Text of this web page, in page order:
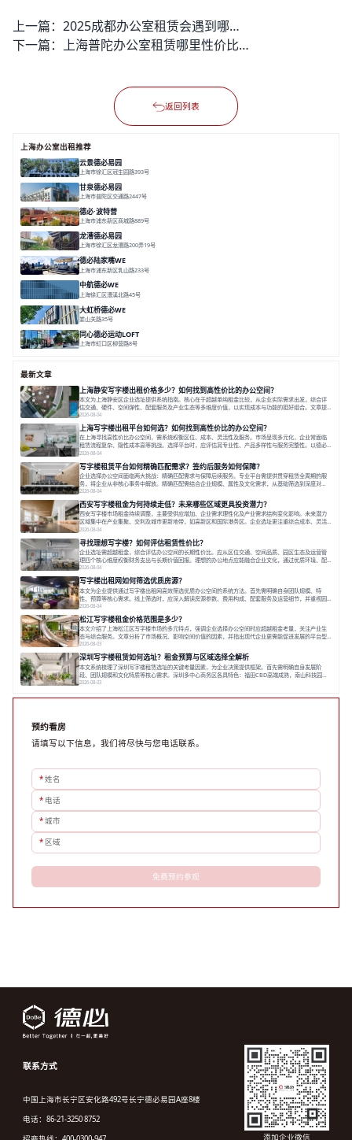
上一篇：
2025成都办公室租赁会遇到哪些潜在问题？企业选址前一定要搞清楚
下一篇：
上海普陀办公室租赁哪里性价比高？符合企业发展需求的有哪些？
返回列表
上海办公室出租推荐
云景德必易园
上海市徐汇区冠生园路393号
甘泉德必易园
上海市普陀区交通路2447号
德必·波特营
上海市浦东新区商城路889号
龙漕德必易园
上海市徐汇区龙漕路200弄19号
德必陆家嘴WE
上海市浦东新区乳山路233号
中航德必WE
上海徐汇区漕溪北路45号
大虹桥德必WE
娄山关路35号
同心德必运动LOFT
上海市虹口区柳营路8号
最新文章
上海静安写字楼出租价格多少？如何找到高性价比的办公空间？
本文为上海静安区企业选址提供系统指南。核心在于超越单纯租金比较，从企业实际需求出发，综合评
估交通、硬件、空间弹性、配套服务及产业生态等多维度价值，以实现成本与功能的挺好组合。文章提
出打破固定工位思维，采用精装灵活空间与共享配套以提升性价比，并通过不同规模企业的实际案例加
以说明。之后指出，专业运营服务商提供的稳定环境、社群活动与产业集聚等增值服务，是很大化空间
价值、助力企业成长的关键。对于许多在
2026-08-04
上海写字楼出租平台如何选？如何找到高性价比的办公空间？
在上海寻找高性价比办公空间，需系统权衡区位、成本、灵活性及服务。市场呈现多元化，企业常面临
租赁流程复杂、隐性成本高等挑战。选择平台时，应评估其专业性、产品多样性与服务完整性。以德必
为例，其提供从空间到生态的解决方案，通过特色园区、灵活产品和丰富配套，满足不同企业需求。企
业应明确自身需求，实地考察，选择能支持长期发展、提升竞争力的办公空间。在上海寻找合适的办公
空间，对于企业行政负责人、中小企业主
2026-08-04
写字楼租赁平台如何精确匹配需求？签约后服务如何保障？
企业选择办公空间面临两大挑战：精确匹配需求与保障后续服务。专业平台需提供贯穿租赁全周期的服
务，将企业从非核心事务中解放。精确匹配需结合企业规模、属性及文化需求，从基础筛选到深度对
接；签约后则需构建覆盖硬件运维、共享配套及专业物业的全周期保障体系。德必集团通过标准化服务
与个性化运营结合，以全国布局和产业生态圈为企业提供稳定支持，体现了从信息撮合到深度服务的能
力转变。在为企业寻找办公空间的过程中，
2026-08-04
西安写字楼租金为何持续走低？未来哪些区域更具投资潜力？
西安写字楼市场租金持续调整，主要受供应增加、企业需求理性化及产业需求结构变化影响。未来潜力
区域集中在产业集聚、交利及城市更新地带，如高新区和国际港务区。企业选址更注重综合成本、灵活
性与员工体验，倾向于提供全包式服务的办公空间。专业运营方通过空间优化与社群服务，助力企业成
长，推动市场向多元化、高性价比方向发展。近年来，西安写字楼市场呈现出租金持续调整的态势，这
一现象引发了的广泛关注。作为西部重要
2026-08-04
寻找理想写字楼？如何评估租赁性价比？
企业选址需超越租金，综合评估办公空间的长期性价比。应从区位交通、空间品质、园区生态及运营管
理四个核心维度权衡财务支出与长期价值回报。理想的办公地点应能融合企业文化，通过优质环境、配
套服务及社群资源赋能业务增长，实现成本与价值的平衡。对于许多正在成长或寻求稳定发展的企业而
言，寻找一处合适的办公空间是一项至关重要的决策。这不仅关系到团队的日常工作效率与协作氛围，
更直接影响着企业的品牌形象、运营成本
2026-08-04
写字楼出租网如何筛选优质房源？
本文为企业提供通过写字楼出租网高效筛选优质办公空间的系统方法。首先需明确自身团队规模、特
性、预算等核心需求。线上筛选时，应深入解读房源参数、费用构成、配套服务及运营细节，并重视园
区产业生态与交通区位价值。同时，需考察运营方的品牌背景与持续服务能力。完成线上初选后，必须
进行线下实地验证，核对空间实景、测试设施、感受园区氛围并确认合同条款，从而做出精确决策。在
数字化时代，写字楼出租网已成为企业寻找
2026-08-04
松江写字楼租金价格范围是多少？
本文介绍了上海松江区写字楼市场的多元特点，强调企业选择办公空间时应超越租金考量，关注产业生
态与综合服务。文章分析了市场概况、影响空间价值的因素，并指出现代企业更需能促进发展的平台型
空间。之后，以德必集团为例，说明运营方如何通过构建服务生态助力企业成长，建议企业系统评估需
求与长期价值，选择匹配的发展载体。对于许多寻求在上海松江区设立或扩展办公空间的企业而言，了
解该区域的写字楼市场概况是决策的首先
2026-08-03
深圳写字楼租赁如何选址？租金预算与区域选择全解析
本文系统梳理了深圳写字楼租赁选址的关键考量因素，为企业决策提供框架。首先需明确自身发展阶
段、团队规模和文化特质等核心需求。深圳多中心商务区各具特色：福田CBD高端成熟，南山科技园创
新活力强，前海具政策优势。除传统写字楼外，创意产业园注重生态与社群，适合文创、科技类企业。
款。选址是综合性战略决策，旨在让办公
2026-08-03
预约看房
请填写以下信息，我们将尽快与您电话联系。
*姓名
* 电话
*城市
* 区域
免费预约参观
联系方式
中国上海市长宁区安化路492号长宁德必易园A座8楼
电话：86-21-3250 8752
添加企业微信